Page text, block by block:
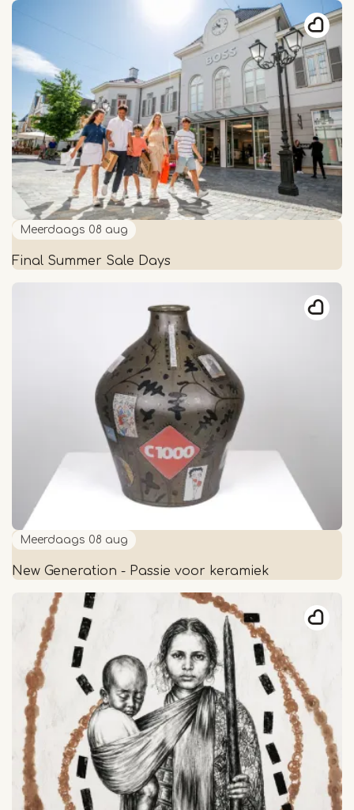
Leeft!
Meerdaags 08 aug
Final Summer Sale Days
Meerdaags 08 aug
New Generation - Passie voor keramiek
Generation
Passie
voor
keramiek